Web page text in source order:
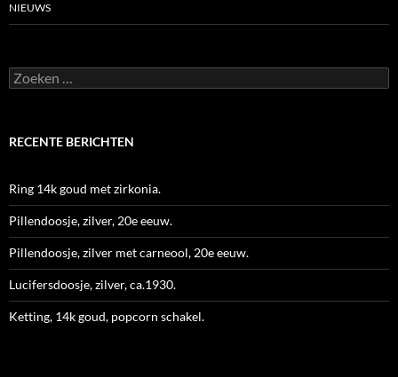
NIEUWS
Zoeken
naar:
RECENTE BERICHTEN
Ring 14k goud met zirkonia.
Pillendoosje, zilver, 20e eeuw.
Pillendoosje, zilver met carneool, 20e eeuw.
Lucifersdoosje, zilver, ca.1930.
Ketting, 14k goud, popcorn schakel.